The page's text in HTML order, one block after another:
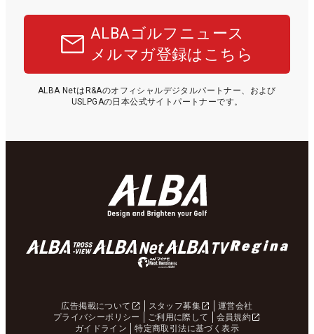
ALBAゴルフニュース
メルマガ登録はこちら
ALBA NetはR&Aのオフィシャルデジタルパートナー、および
USLPGAの日本公式サイトパートナーです。
広告掲載について スタッフ募集
運営会社
プライバシーポリシー
ご利用に際して
会員規約
ガイドライン
特定商取引法に基づく表示